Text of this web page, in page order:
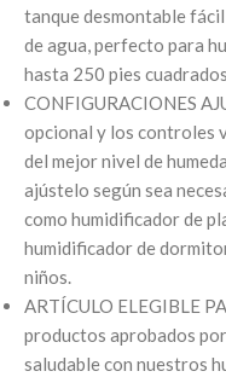
tanque desmontable
de agua, perfecto para
hasta 250 pies
CONFIGURACIONES
opcional y los controles
del mejor nivel de
ajústelo según sea
como humidificador de
humidificador de
niños.
ARTÍCULO ELEGIBLE
productos aprobados
saludable con nuestros